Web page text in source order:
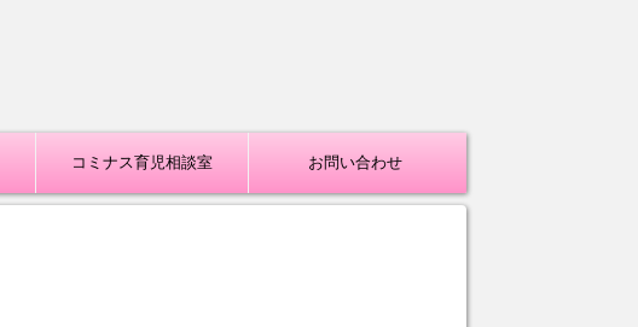
コミナス育児相談室 お問い合わせ